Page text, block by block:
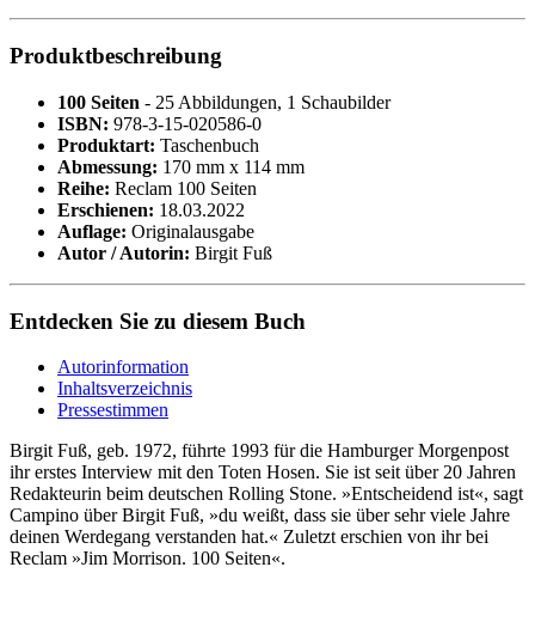
Produktbeschreibung
100 Seiten - 25 Abbildungen, 1 Schaubilder
ISBN: 978-3-15-020586-0
Produktart: Taschenbuch
Abmessung: 170 mm x 114 mm
Reihe: Reclam 100 Seiten
Erschienen: 18.03.2022
Auflage: Originalausgabe
Autor / Autorin: Birgit Fuß
Entdecken Sie zu diesem Buch
Autorinformation
Inhaltsverzeichnis
Pressestimmen
Birgit Fuß, geb. 1972, führte 1993 für die Hamburger Morgenpost
ihr erstes Interview mit den Toten Hosen. Sie ist seit über 20 Jahren
Redakteurin beim deutschen Rolling Stone. »Entscheidend ist«, sagt
Campino über Birgit Fuß, »du weißt, dass sie über sehr viele Jahre
deinen Werdegang verstanden hat.« Zuletzt erschien von ihr bei
Reclam »Jim Morrison. 100 Seiten«.